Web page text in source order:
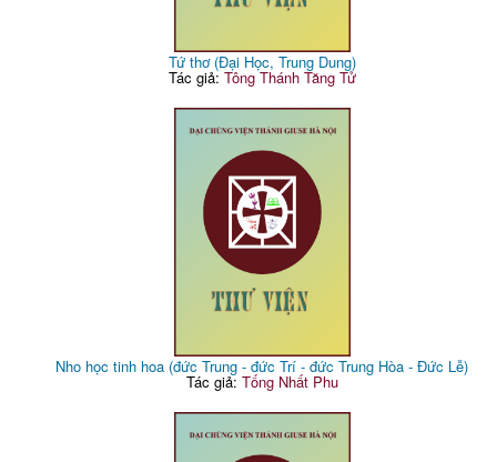
Tứ thơ (Đại Học, Trung Dung)
Tác giả: Tông Thánh Tăng Tử
Nho học tinh hoa (đức Trung - đức Trí - đức Trung Hòa - Đức Lễ)
Tác giả: Tống Nhất Phu